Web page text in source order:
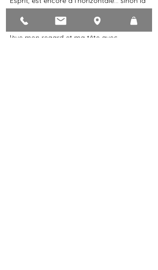
Puis riche de mes expériences passées, je
lève mon regard et ma tête avec